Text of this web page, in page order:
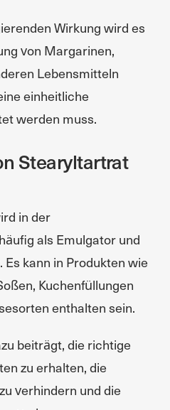
Wirkung wird es
von Margarinen,
Lebensmitteln
einheitliche
werden muss.
Stearyltartrat
in der
als Emulgator und
kann in Produkten wie
Kuchenfüllungen
enthalten sein.
beiträgt, die richtige
zu erhalten, die
verhindern und die